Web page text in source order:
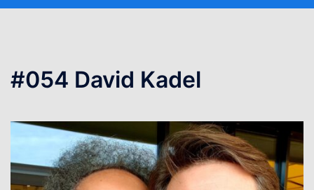
#054 David Kadel